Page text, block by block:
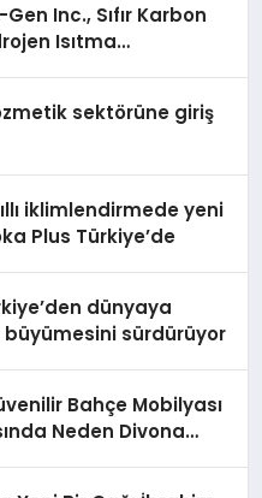
Inc., Sıfır Karbon
Isıtma
sektörüne giriş
iklimlendirmede yeni
Plus Türkiye’de
dünyaya
sürdürüyor
Bahçe Mobilyası
Neden Divona